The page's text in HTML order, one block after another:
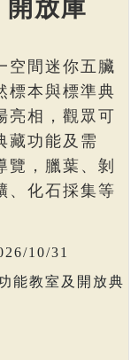
開放庫
空間迷你五臟
標本與標準典
亮相，觀眾可
藏功能及需
覽，臘葉、剝
、化石採集等
10/31
能教室及開放典